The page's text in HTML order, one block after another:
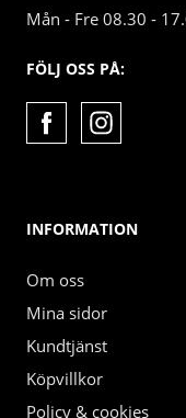
Mån - Fre 08.30 -
FÖLJ OSS PÅ:
INFORMATION
Om oss
Mina sidor
Kundtjänst
Köpvillkor
Policy & cookies